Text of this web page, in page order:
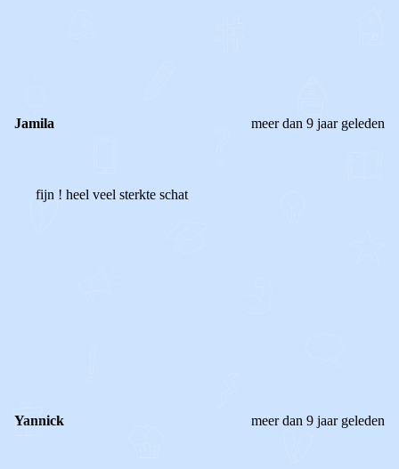
Jamila meer dan 9 jaar geleden
fijn ! heel veel sterkte schat
Yannick meer dan 9 jaar geleden